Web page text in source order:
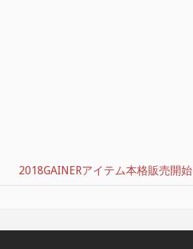
2018GAINERアイテム本格販売開始